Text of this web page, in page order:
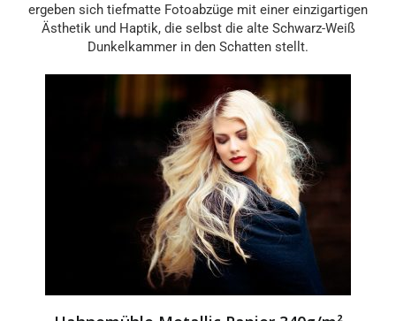
ergeben sich tiefmatte Fotoabzüge mit einer einzigartigen
Ästhetik und Haptik, die selbst die alte Schwarz-Weiß
Dunkelkammer in den Schatten stellt.